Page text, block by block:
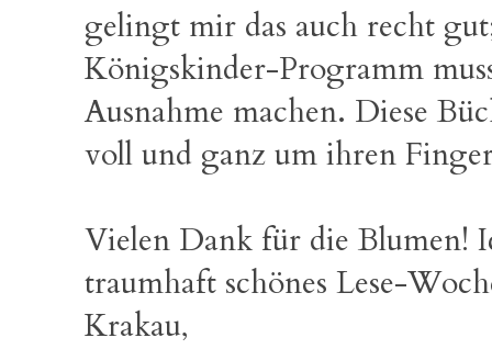
gelingt mir das auch recht
Königskinder-Programm
Ausnahme machen. Diese
voll und ganz um ihren
Vielen Dank für die Blumen!
traumhaft schönes Lese-
Krakau,